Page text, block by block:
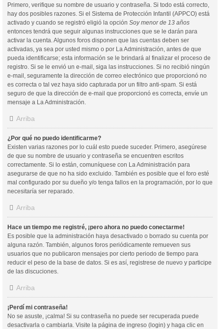
Primero, verifique su nombre de usuario y contraseña. Si todo está correcto,
hay dos posibles razones. Si el Sistema de Protección Infantil (APPCO) está
activado y cuando se registró eligió la opción Soy menor de 13 años
entonces tendrá que seguir algunas instrucciones que se le darán para
activar la cuenta. Algunos foros disponen que las cuentas deben ser
activadas, ya sea por usted mismo o por La Administración, antes de que
pueda identificarse; esta información se le brindará al finalizar el proceso de
registro. Si se le envió un e-mail, siga las instrucciones. Si no recibió ningún
e-mail, seguramente la dirección de correo electrónico que proporcionó no
es correcta o tal vez haya sido capturada por un filtro anti-spam. Si está
seguro de que la dirección de e-mail que proporcionó es correcta, envíe un
mensaje a La Administración.
Arriba
¿Por qué no puedo identificarme?
Existen varias razones por lo cuál esto puede suceder. Primero, asegúrese
de que su nombre de usuario y contraseña se encuentren escritos
correctamente. Si lo están, comuníquese con La Administración para
asegurarse de que no ha sido excluido. También es posible que el foro esté
mal configurado por su dueño y/o tenga fallos en la programación, por lo que
necesitaría ser reparado.
Arriba
Hace un tiempo me registré, ¡pero ahora no puedo conectarme!
Es posible que la administración haya desactivado o borrado su cuenta por
alguna razón. También, algunos foros periódicamente remueven sus
usuarios que no publicaron mensajes por cierto periodo de tiempo para
reducir el peso de la base de datos. Si es así, registrese de nuevo y participe
de las discuciones.
Arriba
¡Perdí mi contraseña!
No se asuste, ¡calma! Si su contraseña no puede ser recuperada puede
desactivarla o cambiarla. Visite la página de ingreso (login) y haga clic en